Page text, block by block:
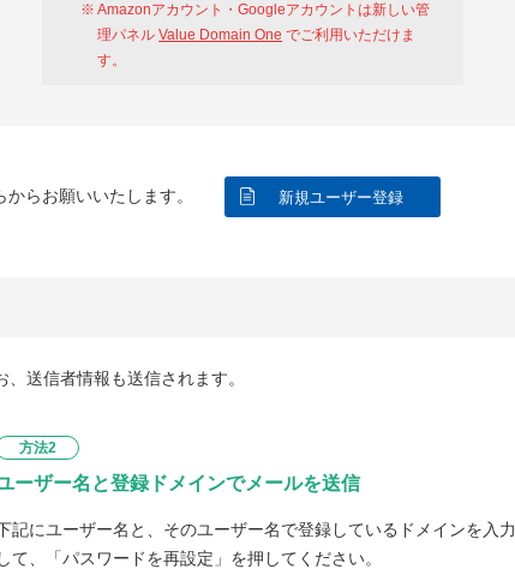
Amazonアカウント・Googleアカウントは新しい管
理パネルValue Domain One でご利用いただけま
す。
らお願いいたします。 新規ユーザー登録
送信者情報も送信されます。
方法2
ーザー名と登録ドメインでメールを送信
記にユーザー名と、そのユーザー名で登録しているドメインを入力
して、「パスワードを再設定」を押してください。